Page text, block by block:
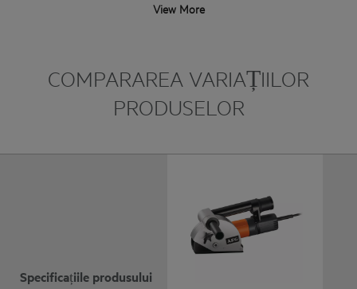
View More
COMPARAREA VARIAȚIILOR
PRODUSELOR
Specificațiile produsului